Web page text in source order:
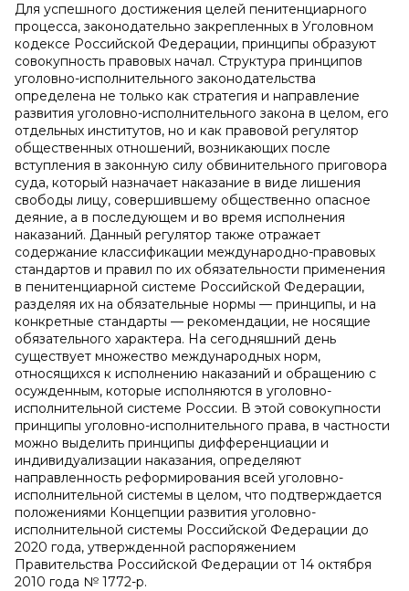
Для успешного достижения целей пенитенциарного
процесса, законодательно закрепленных в Уголовном
кодексе Российской Федерации, принципы образуют
совокупность правовых начал. Структура принципов
уголовно-исполнительного законодательства
определена не только как стратегия и направление
развития уголовно-исполнительного закона в целом, его
отдельных институтов, но и как правовой регулятор
общественных отношений, возникающих после
вступления в законную силу обвинительного приговора
суда, который назначает наказание в виде лишения
свободы лицу, совершившему общественно опасное
деяние, а в последующем и во время исполнения
наказаний. Данный регулятор также отражает
содержание классификации международно-правовых
стандартов и правил по их обязательности применения
в пенитенциарной системе Российской Федерации,
разделяя их на обязательные нормы — принципы, и на
конкретные стандарты — рекомендации, не носящие
обязательного характера. На сегодняшний день
существует множество международных норм,
относящихся к исполнению наказаний и обращению с
осужденным, которые исполняются в уголовно-
исполнительной системе России. В этой совокупности
принципы уголовно-исполнительного права, в частности
можно выделить принципы дифференциации и
индивидуализации наказания, определяют
направленность реформирования всей уголовно-
исполнительной системы в целом, что подтверждается
положениями Концепции развития уголовно-
исполнительной системы Российской Федерации до
2020 года, утвержденной распоряжением
Правительства Российской Федерации от 14 октября
2010 года № 1772-р.